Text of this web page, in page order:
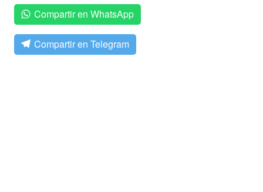
Compartir en WhatsApp
Compartir en Telegram